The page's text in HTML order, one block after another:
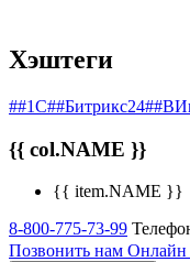
Хэштеги
##1С##Битрикс24
{{ col.NAME }}
{{ item.NAME }}
8-800-775-73-99
Позвонить нам Онлайн